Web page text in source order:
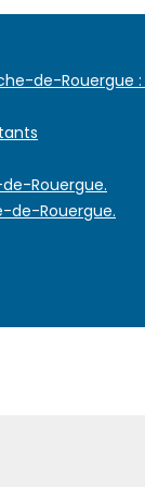
de-Rouergue
Rouergue.
de-Rouergue.